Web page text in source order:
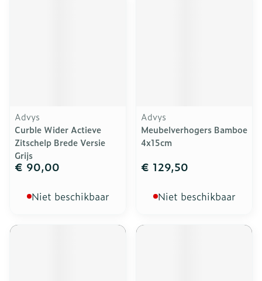
Advys
Curble Wider Actieve
Zitschelp Brede Versie
Grijs
€ 90,00
Niet beschikbaar
Advys
Meubelverhogers Bamboe
4x15cm
€ 129,50
Niet beschikbaar